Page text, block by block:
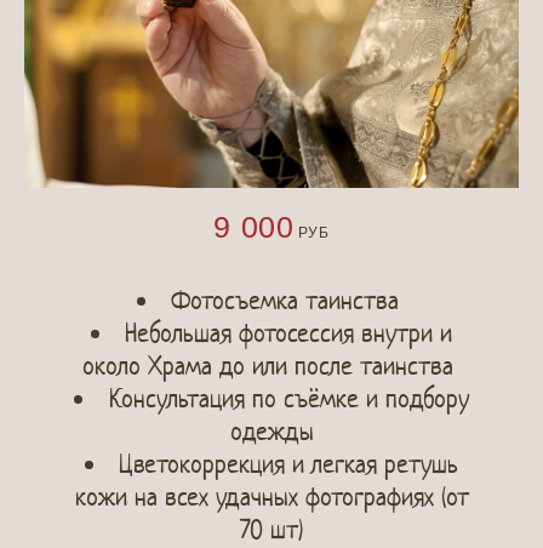
9 000 РУБ
Фотосъемка таинства
Небольшая фотосессия внутри и
около Храма до или после таинства
Консультация по съёмке и подбору
одежды
Цветокоррекция и легкая ретушь
кожина всех удачных фотографиях (от
70 шт)